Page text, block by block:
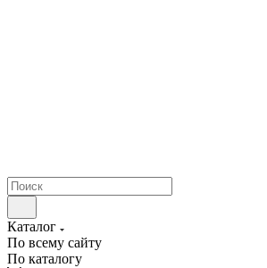
Каталог
По всему сайту
По каталогу